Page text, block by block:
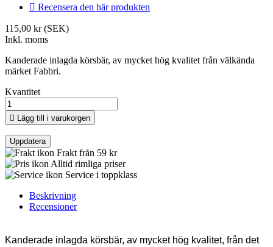
 Recensera den här produkten
115,00 kr (SEK)
Inkl. moms
Kanderade inlagda körsbär, av mycket hög kvalitet från välkända
märket Fabbri.
Kvantitet
 Lägg till i varukorgen
Frakt från 59 kr
Alltid rimliga priser
Service i toppklass
Beskrivning
Recensioner
Kanderade inlagda körsbär, av mycket hög kvalitet, från det